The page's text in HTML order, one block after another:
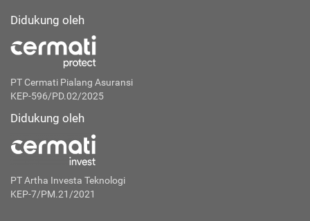
Didukung oleh
PT Cermati Pialang Asuransi
KEP-596/PD.02/2025
Didukung oleh
PT Artha Investa Teknologi
KEP-7/PM.21/2021